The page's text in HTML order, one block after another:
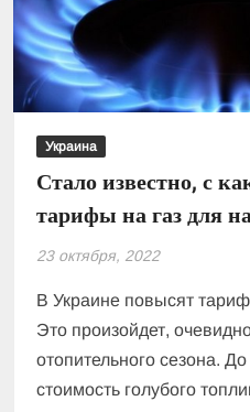
Украина
Стало известно, с
тарифы на газ для
23 октября, 2022
В Украине повысят
Это произойдет,
отопительного сезона.
стоимость голубого